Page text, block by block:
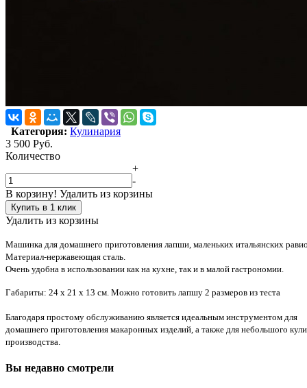
Категория: Кулинария
3 500 Руб.
Количество
+
-
В корзину! Удалить из корзины
Купить в 1 клик
Удалить из корзины
Машинка для домашнего приготовления лапши, маленьких итальянских
Материал-нержавеющая сталь.
Очень удобна в использовании как на кухне, так и в малой гастрономии.
Габариты: 24 х 21 х 13 см. Можно готовить лапшу 2 размеров из теста
Благодаря простому обслуживанию является идеальным инструментом для
домашнего приготовления макаронных изделий, а также для небольшого
производства.
Вы недавно смотрели